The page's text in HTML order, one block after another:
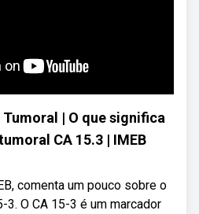
| O que significa
CA 15.3 | IMEB
comenta um pouco sobre o
3. O CA 15-3 é um marcador